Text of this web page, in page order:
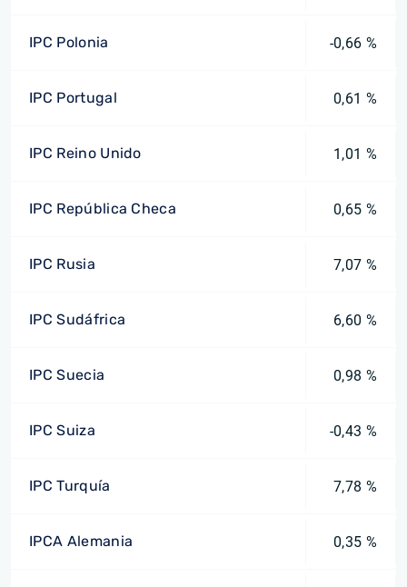
IPC Polonia -0,66 %
IPC Portugal 0,61 %
IPC Reino Unido 1,01 %
IPC República Checa 0,65 %
IPC Rusia 7,07 %
IPC Sudáfrica 6,60 %
IPC Suecia 0,98 %
IPC Suiza -0,43 %
IPC Turquía 7,78 %
IPCA Alemania 0,35 %